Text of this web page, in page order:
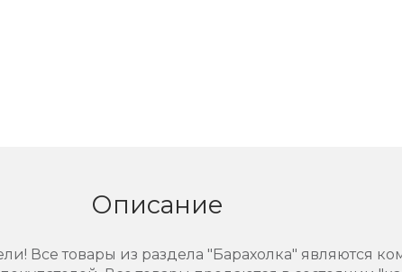
Описание
Все товары из раздела "Барахолка" являются